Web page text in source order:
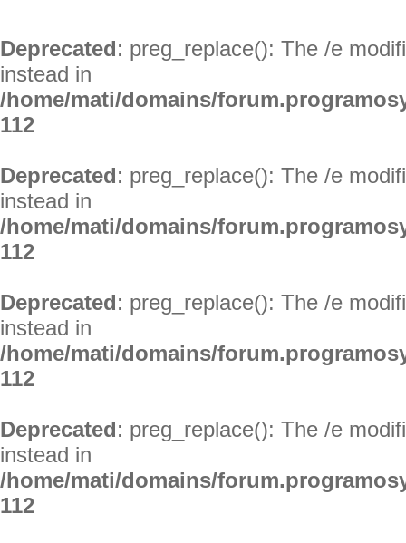
Deprecated: preg_replace(): The /e
instead in
/home/mati/domains/
112
Deprecated: preg_replace(): The /e
instead in
/home/mati/domains/
112
Deprecated: preg_replace(): The /e
instead in
/home/mati/domains/
112
Deprecated: preg_replace(): The /e
instead in
/home/mati/domains/
112